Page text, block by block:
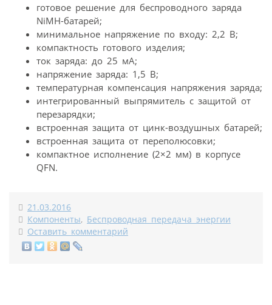
готовое решение для беспроводного заряда
NiMH-батарей;
минимальное напряжение по входу: 2,2 В;
компактность готового изделия;
ток заряда: до 25 мА;
напряжение заряда: 1,5 В;
температурная компенсация напряжения заряда;
интегрированный выпрямитель с защитой от
перезарядки;
встроенная защита от цинк-воздушных батарей;
встроенная защита от переполюсовки;
компактное исполнение (2×2 мм) в корпусе
QFN.
21.03.2016
Компоненты, Беспроводная передача энергии
Оставить комментарий